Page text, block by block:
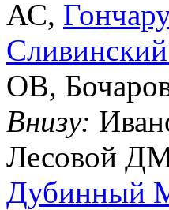
АС,
ОВ,
Внизу:
Лесовой
Дубинный